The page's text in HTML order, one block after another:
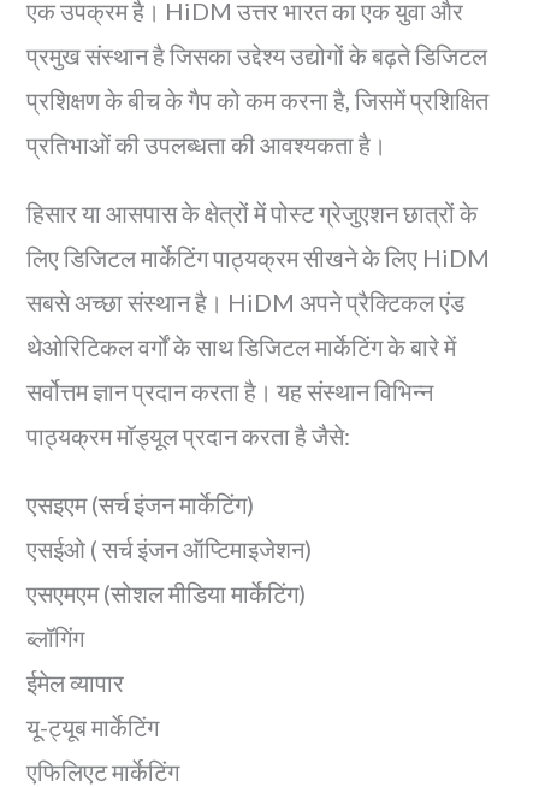
एक उपक्रम है। HiDM उत्तर भारत का एक युवा और
प्रमुख संस्थान है जिसका उद्देश्य उद्योगों के बढ़ते डिजिटल
प्रशिक्षण के बीच के गैप को कम करना है, जिसमें प्रशिक्षित
प्रतिभाओं की उपलब्धता की आवश्यकता है।
हिसार या आसपास के क्षेत्रों में पोस्ट ग्रेजुएशन छात्रों के
लिए डिजिटल मार्केटिंग पाठ्यक्रम सीखने के लिए HiDM
सबसे अच्छा संस्थान है। HiDM अपने प्रैक्टिकल एंड
थेओरिटिकल वर्गों के साथ डिजिटल मार्केटिंग के बारे में
सर्वोत्तम ज्ञान प्रदान करता है। यह संस्थान विभिन्न
पाठ्यक्रम मॉड्यूल प्रदान करता है जैसे:
एसइएम (सर्च इंजन मार्केटिंग)
एसईओ ( सर्च इंजन ऑप्टिमाइजेशन)
एसएमएम (सोशल मीडिया मार्केटिंग)
ब्लॉगिंग
ईमेल व्यापार
यू-ट्यूब मार्केटिंग
एफिलिएट मार्केटिंग